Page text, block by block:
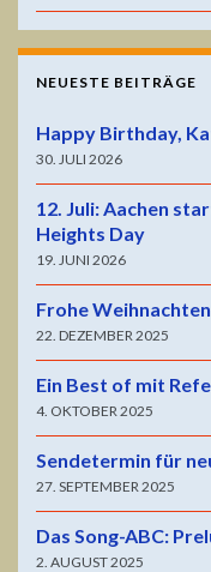
NEUESTE BEITRÄGE
Happy Birthday,
30. JULI 2026
12. Juli: Aachen
Heights Day
19. JUNI 2026
Frohe Weihnachten
22. DEZEMBER 2025
Ein Best of mit
4. OKTOBER 2025
Sendetermin für
27. SEPTEMBER 2025
Das Song-ABC:
2. AUGUST 2025